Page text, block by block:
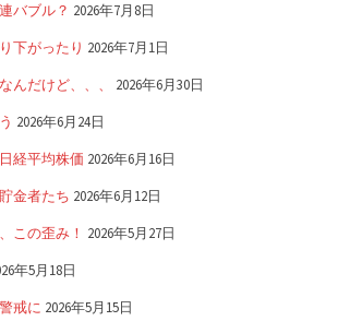
バブル？ 2026年7月8日
下がったり 2026年7月1日
んだけど、、、 2026年6月30日
2026年6月24日
経平均株価 2026年6月16日
金者たち 2026年6月12日
この歪み！ 2026年5月27日
年5月18日
戒に 2026年5月15日